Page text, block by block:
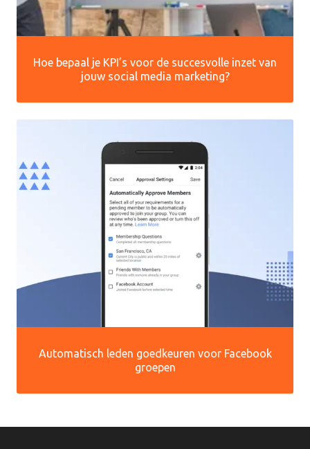
Hoe bepaal je KPI’s voor de succesvolle inzet van
jouw social media marketing?
Automatisch leden goedkeuren voor Facebook
groepen